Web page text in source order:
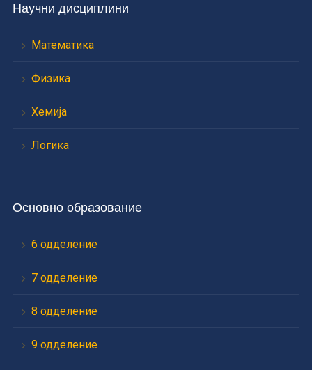
Научни дисциплини
Математика
Физика
Хемија
Логика
Основно образование
6 одделение
7 одделение
8 одделение
9 одделение